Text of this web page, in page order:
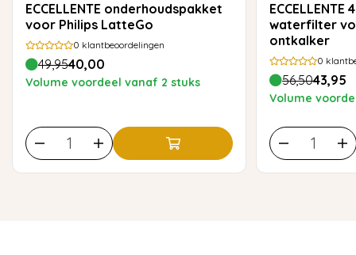
ECCELLENTE onderhoudspakket
voor Philips LatteGo
0 klantbeoordelingen
49,9540,00
Volume voordeel vanaf 2 stuks
ECCELLENTE 4× AquaClean
waterfilter
ontkalker
0
56,5043,95
Volume